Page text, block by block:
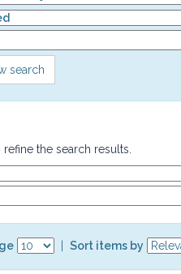
search
the search results.
Sort items by